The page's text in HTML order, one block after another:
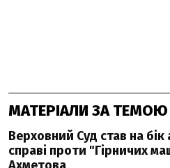
МАТЕРІАЛИ ЗА ТЕМОЮ
Верховний Суд став на
справі проти "Гірничих